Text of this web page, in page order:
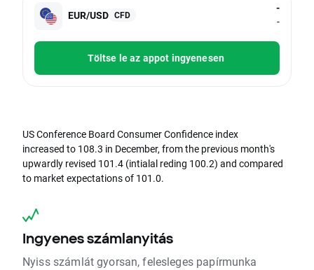
EUR/USD CFD
-
-
Töltse le az appot ingyenesen
US Conference Board Consumer Confidence index
increased to 108.3 in December, from the previous month's
upwardly revised 101.4 (intialal reding 100.2) and compared
to market expectations of 101.0.
Ingyenes számlanyitás
Nyiss számlát gyorsan, felesleges papírmunka